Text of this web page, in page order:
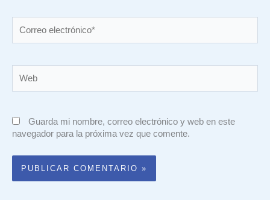
electrónico*
Guarda mi nombre, correo electrónico y web en este
navegador para la próxima vez que comente.